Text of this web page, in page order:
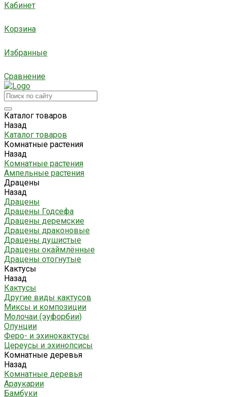
Кабинет
Корзина
Избранные
Сравнение
Каталог товаров
Назад
Каталог товаров
Комнатные растения
Назад
Комнатные растения
Ампельные растения
Драцены
Назад
Драцены
Драцены Годсефа
Драцены деремские
Драцены драконовые
Драцены душистые
Драцены окаймлённые
Драцены отогнутые
Кактусы
Назад
Кактусы
Другие виды кактусов
Миксы и композиции
Молочаи (эуфорбии)
Опунции
Феро- и эхинокактусы
Цереусы и эхинопсисы
Комнатные деревья
Назад
Комнатные деревья
Араукарии
Бамбуки